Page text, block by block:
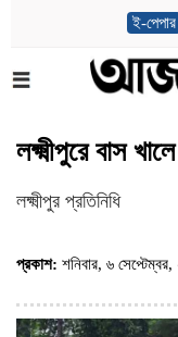
ই-পেপার
লক্ষ্মীপুরে বাস
লক্ষ্মীপুর প্রতিনিধি
প্রকাশ: শনিবার, ৬